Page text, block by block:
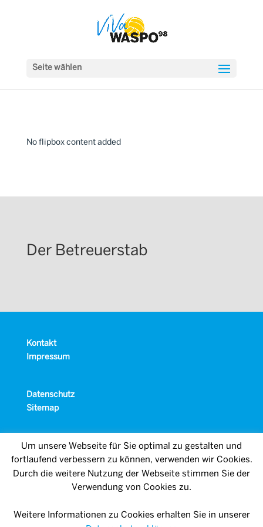
Seite wählen
No flipbox content added
Der Betreuerstab
Kontakt
Impressum
Datenschutz
Sitemap
Um unsere Webseite für Sie optimal zu gestalten und
fortlaufend verbessern zu können, verwenden wir Cookies.
Durch die weitere Nutzung der Webseite stimmen Sie der
Verwendung von Cookies zu.
Weitere Informationen zu Cookies erhalten Sie in unserer